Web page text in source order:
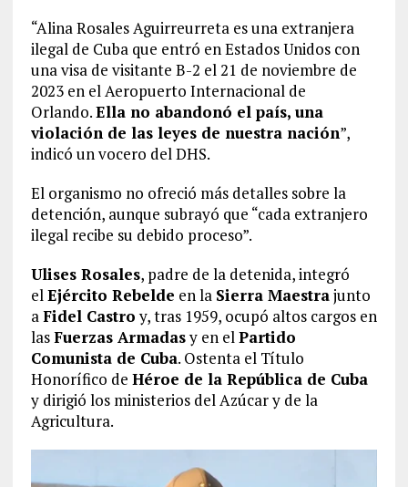
“Alina Rosales Aguirreurreta es una extranjera
ilegal de Cuba que entró en Estados Unidos con
una visa de visitante B-2 el 21 de noviembre de
2023 en el Aeropuerto Internacional de
Orlando.Ella no abandonó el país, una
violación de las leyes de nuestra nación”,
indicó un vocero del DHS.
El organismo no ofreció más detalles sobre la
detención, aunque subrayó que “cada extranjero
ilegal recibe su debido proceso”.
Ulises Rosales, padre de la detenida, integró
el Ejército Rebelde en la Sierra Maestrajunto
a Fidel Castroy, tras 1959, ocupó altos cargos en
lasFuerzas Armadasy en el Partido
Comunista de Cuba. Ostenta el Título
Honorífico de Héroe de la República de Cuba
y dirigió los ministerios del Azúcar y de la
Agricultura.